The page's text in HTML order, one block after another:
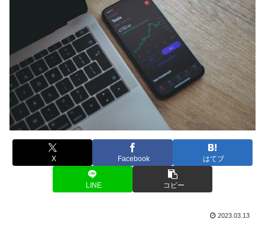
X Facebook はてブ
LINE コピー
2023.03.13